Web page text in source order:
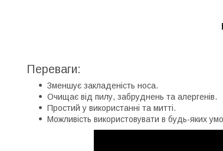
Переваги:
Зменшує закладеність носа.
Очищає від пилу, забруднень та алергенів.
Простий у використанні та митті.
Можливість використовувати в будь-яких